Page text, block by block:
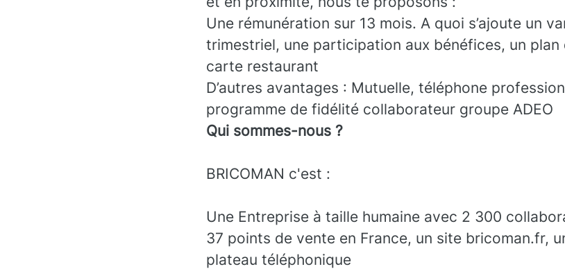
Une rémunération sur 13 mois. A quoi s’ajoute un
trimestriel, une participation aux bénéfices, un plan
carte restaurant
D’autres avantages : Mutuelle, téléphone
programme de fidélité collaborateur groupe ADEO
Qui sommes-nous ?
BRICOMAN c'est :
Une Entreprise à taille humaine avec 2 300
37 points de vente en France, un site bricoman.fr,
plateau téléphonique